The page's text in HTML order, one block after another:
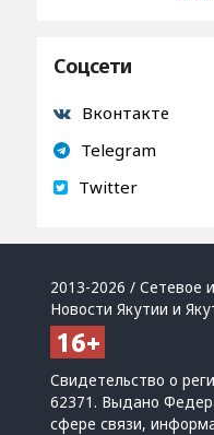
Соцсети
Вконтакте
Telegram
Twitter
2013-2026 / Сетевое
Новости Якутии и
Свидетельство о
62371. Выдано
сфере связи,